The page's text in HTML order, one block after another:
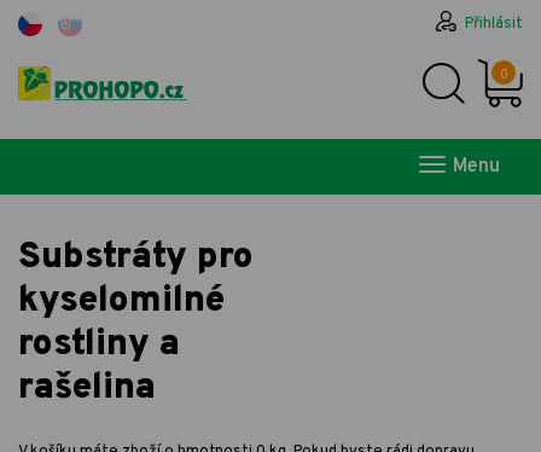
Přihlásit
0
Menu
Substráty pro
kyselomilné
rostliny a
rašelina